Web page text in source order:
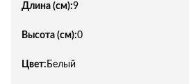
Длина (см):9
Высота (см):0
Цвет: Белый